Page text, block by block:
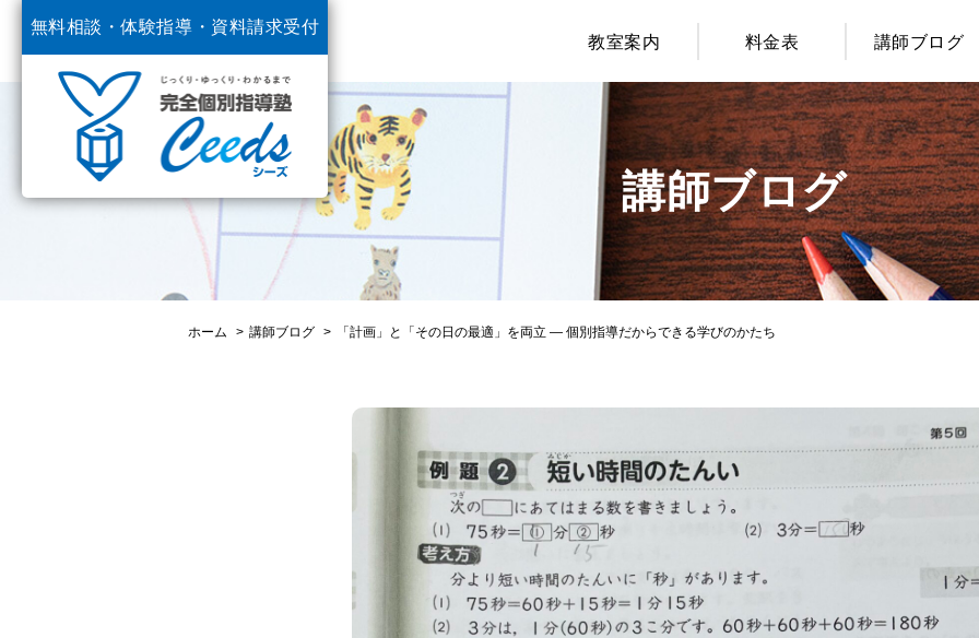
無料相談・体験指導・ 資料請求受付
中
教室案内 料金表 講師ブログ
講師ブログ
ホーム 講師ブログ 「計画」と「その日の最適」を両立 ― 個別指導だからできる学びのかたち